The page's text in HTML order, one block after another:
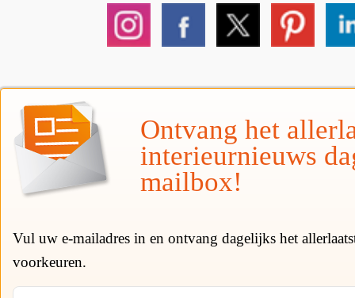
Ontvang het
interieurnieuws
mailbox!
Vul uw e-mailadres in en ontvang dagelijks het
voorkeuren.